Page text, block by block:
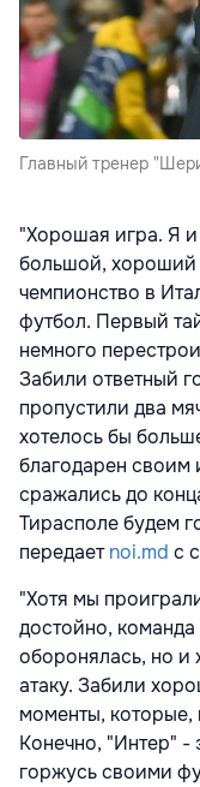
Главный тренер
"Хорошая игра. Я и
большой, хороший
чемпионство в
футбол. Первый
немного
Забили ответный
пропустили два
хотелось бы
благодарен своим
сражались до
Тирасполе будем
передаетnoi.md с
"Хотя мы
достойно,
оборонялась, но
атаку. Забили
моменты,
Конечно, "Интер" -
горжусь своими